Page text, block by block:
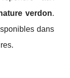
verdon.
dans